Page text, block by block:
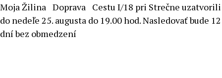
Moja Žilina Doprava Cestu I/18 pri Strečne uzatvorili
do nedeľe 25. augusta do 19.00 hod. Nasledovať bude 12
dní bez obmedzení